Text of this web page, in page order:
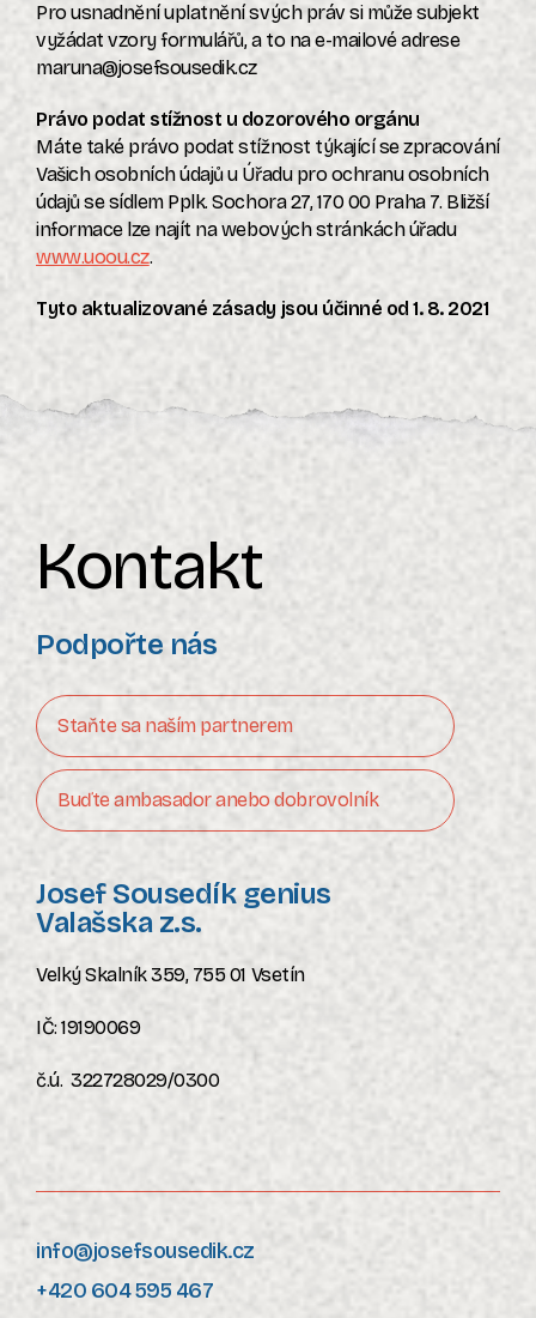
Pro usnadnění uplatnění svých práv si může subjekt
vyžádat vzory formulářů, a to na e-mailové adrese
maruna@josefsousedik.cz
Právo podat stížnost u dozorového orgánu
Máte také právo podat stížnost týkající se zpracování
Vašich osobních údajů u Úřadu pro ochranu osobních
údajů se sídlem Pplk. Sochora 27, 170 00 Praha 7. Bližší
informace lze najít na webových stránkách úřadu
www.uoou.cz.
Tyto aktualizované zásady jsou účinné od 1. 8. 2021
Kontakt
Podpořte nás
Staňte sa naším partnerem
Buďte ambasador anebo dobrovolník
Josef Sousedík genius
Valašska z.s.
Velký Skalník 359, 755 01 Vsetín
IČ: 19190069
č.ú. 322728029/0300
info@josefsousedik.cz
+420 604 595 467